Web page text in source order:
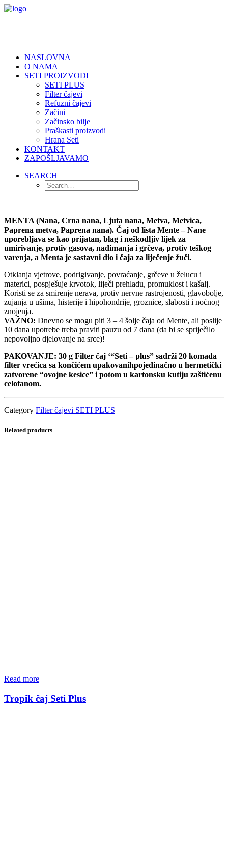
NASLOVNA
O NAMA
SETI PROIZVODI
SETI PLUS
Filter čajevi
Refuzni čajevi
Začini
Začinsko bilje
Praškasti proizvodi
Hrana Seti
KONTAKT
ZAPOŠLJAVAMO
SEARCH
MENTA (Nana, Crna nana, Ljuta nana, Metva, Metvica,
Paprena metva, Paprena nana). Čaj od lista Mente – Nane
uporebljava se kao prijatan, blag i neškodljiv lijek za
umirivanje, protiv gasova, nadimanja i grčeva, protiv teškog
varenja, a Menta je sastavni dio i čaja za liječenje žuči.
Otklanja vjetrove, podrigivanje, povraćanje, grčeve u želucu i
materici, pospješuje krvotok, liječi prehladu, promuklost i kašalj.
Koristi se za smirenje nerava, protiv nervne rastrojenosti, glavobolje,
zujanja u ušima, histerije i hipohondrije, groznice, slabosti i noćnog
znojenja.
VAŽNO: Dnevno se mogu piti 3 – 4 šolje čaja od Mente, ali poslije
10 dana upotrebe treba praviti pauzu od 7 dana (da bi se spriječilo
nepovoljno djelovanje na srce)!
PAKOVANJE: 30 g Filter čaj ‘“Seti – plus” sadrži 20 komada
filter vrećica sa končićem upakovanihpojedinačno u hermetički
zatvorene “ovojne kesice” i potom u kartonsku kutiju zaštićenu
celofanom.
Category Filter čajevi SETI PLUS
Related products
Read more
Tropik čaj Seti Plus